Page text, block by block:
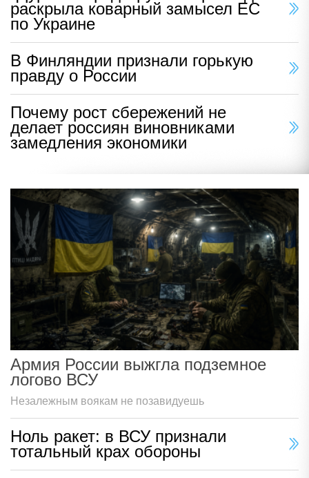
раскрыла коварный замысел ЕС
по Украине
В Финляндии признали горькую
правду о России
Почему рост сбережений не
делает россиян виновниками
замедления экономики
Армия России выжгла подземное
логово ВСУ
Незалежным воякам не позавидуешь
Ноль ракет: в ВСУ признали
тотальный крах обороны